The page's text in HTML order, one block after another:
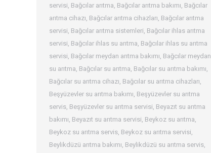
servisi, Bağcılar arıtma, Bağcılar arıtma bakımı, Bağcılar
arıtma cihazı, Bağcılar arıtma cihazları, Bağcılar arıtma
servisi, Bağcılar arıtma sistemleri, Bağcılar ihlas arıtma
servisi, Bağcılar ihlas su arıtma, Bağcılar ihlas su arıtma
servisi, Bağcılar meydan arıtma bakımı, Bağcılar meydan
su arıtma, Bağcılar su arıtma, Bağcılar su arıtma bakımı,
Bağcılar su arıtma cihazı, Bağcılar su arıtma cihazları,
Beşyüzevler su arıtma bakımı, Beşyüzevler su arıtma
servis, Beşyüzevler su arıtma servisi, Beyazıt su arıtma
bakımı, Beyazıt su arıtma servisi, Beykoz su arıtma,
Beykoz su arıtma servis, Beykoz su arıtma servisi,
Beylikdüzü arıtma bakımı, Beylikdüzü su arıtma servis,